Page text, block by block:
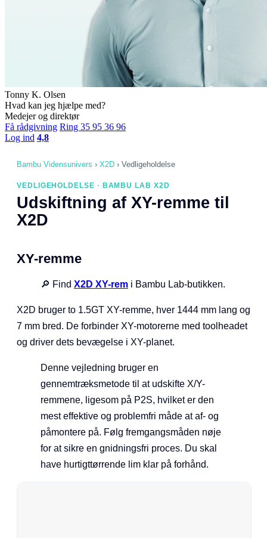
Tonny K. Olsen
Hvad kan jeg hjælpe med?
Medejer og direktør
Få rådgivning Ring 35 95 36 96
Log ind 4,8
Bambu Vidensunivers › X2D › Vedligeholdelse
VEDLIGEHOLDELSE · BAMBU LAB X2D
Udskiftning af XY-remme til
X2D
XY-remme
🔎 Find X2D XY-rem i Bambu Lab-butikken.
X2D bruger to 1.5GT XY-remme, hver 1444 mm lang og
7 mm bred. De forbinder XY-motorerne med toolheadet
og driver dets bevægelse i XY-planet.
Denne vejledning bruger en
gennemtræksmetode til at udskifte X/Y-
remmene, ligesom på P2S, hvilket er den
mest effektive og problemfri måde at af- og
påmontere på. Følg fremgangsmåden nøje
for at sikre en gnidningsfri proces. Du skal
have hurtigttørrende lim klar på forhånd.